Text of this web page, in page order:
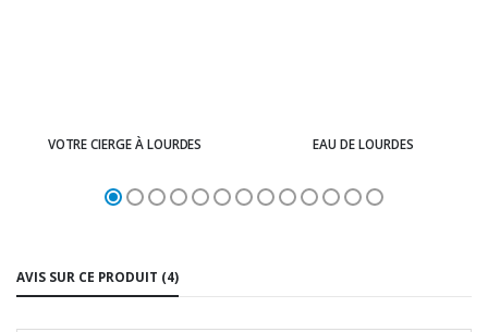
VOTRE CIERGE À LOURDES EAU DE LOURDES
AVIS SUR CE PRODUIT (4)